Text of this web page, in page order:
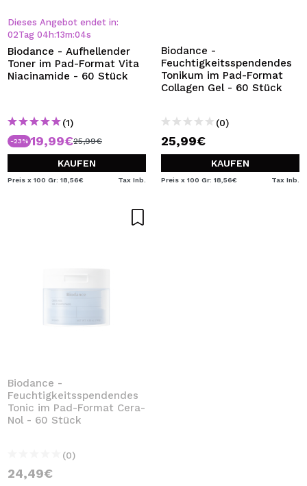
Dieses Angebot endet in:
02Tag 04 h:13m:04s
Biodance - Aufhellender
Toner im Pad-Format Vita
Niacinamide - 60 Stück
(1)
-23% 19,99€25,99€
KAUFEN
Preis x 100 Gr: 18,56€ Tax Inb.
Biodance -
Feuchtigkeitsspendendes
Tonikum im Pad-Format
Collagen Gel - 60 Stück
(0)
25,99€
KAUFEN
Preis x 100 Gr: 18,56€ Tax Inb.
Biodance -
Feuchtigkeitsspendendes
Tonic im Pad-Format Cera-
Nol - 60 Stück
(0)
24,49€